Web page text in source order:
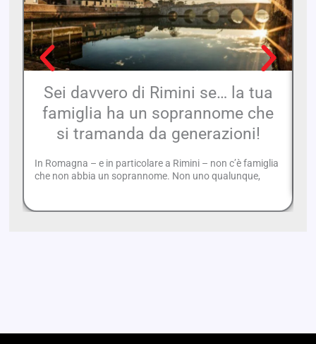
Sei davvero di Rimini se… la tua
famiglia ha un soprannome che
si tramanda da generazioni!
In Romagna – e in particolare a Rimini – non c’è famiglia
che non abbia un soprannome. Non uno qualunque,